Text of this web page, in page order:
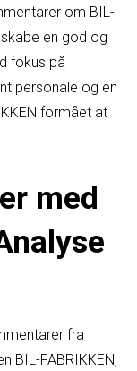
om BIL-
en god og
fokus på
personale og en
formået at
med
fra
BIL-FABRIKKEN,